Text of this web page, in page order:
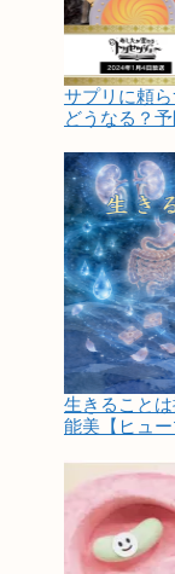
サプリに頼
どうなる？
生きること
能美【ヒュー